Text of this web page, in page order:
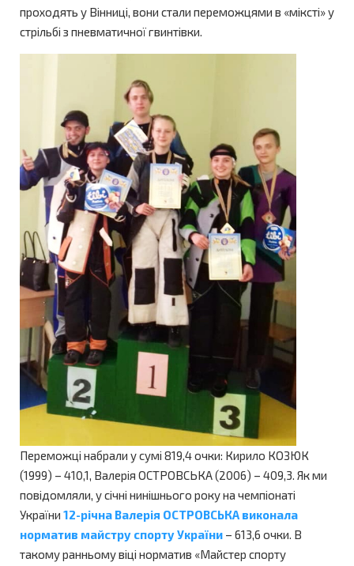
проходять у Вінниці, вони стали переможцями в «міксті» у
стрільбі з пневматичної гвинтівки.
Переможці набрали у сумі 819,4 очки: Кирило КОЗЮК
(1999) – 410,1, Валерія ОСТРОВСЬКА (2006) – 409,3. Як ми
повідомляли, у січні нинішнього року на чемпіонаті
України 12-річна Валерія ОСТРОВСЬКА виконала
норматив майстру спорту України – 613,6 очки. В
такому ранньому віці норматив «Майстер спорту